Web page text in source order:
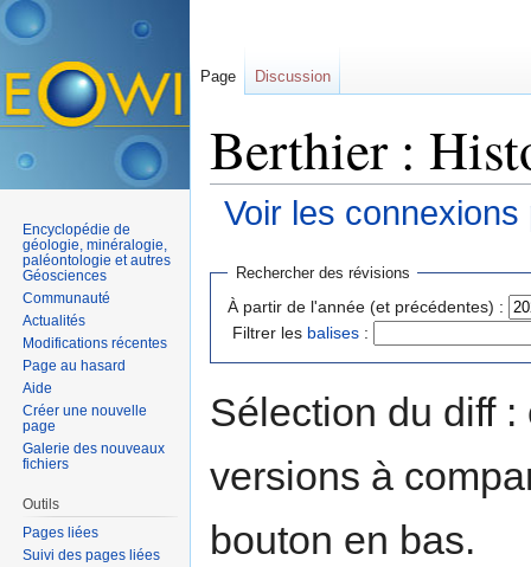
Berthier :
Voir les
Rechercher des révisions
À partir de l'année (et précédentes) :
Filtrer les balises :
Sélection du diff
versions à
bouton en bas.
Page Discussion
Encyclopédie de
géologie, minéralogie,
paléontologie et autres
Géosciences
Communauté
Actualités
Modifications récentes
Page au hasard
Aide
Créer une nouvelle
page
Galerie des nouveaux
fichiers
Outils
Pages liées
Suivi des pages liées